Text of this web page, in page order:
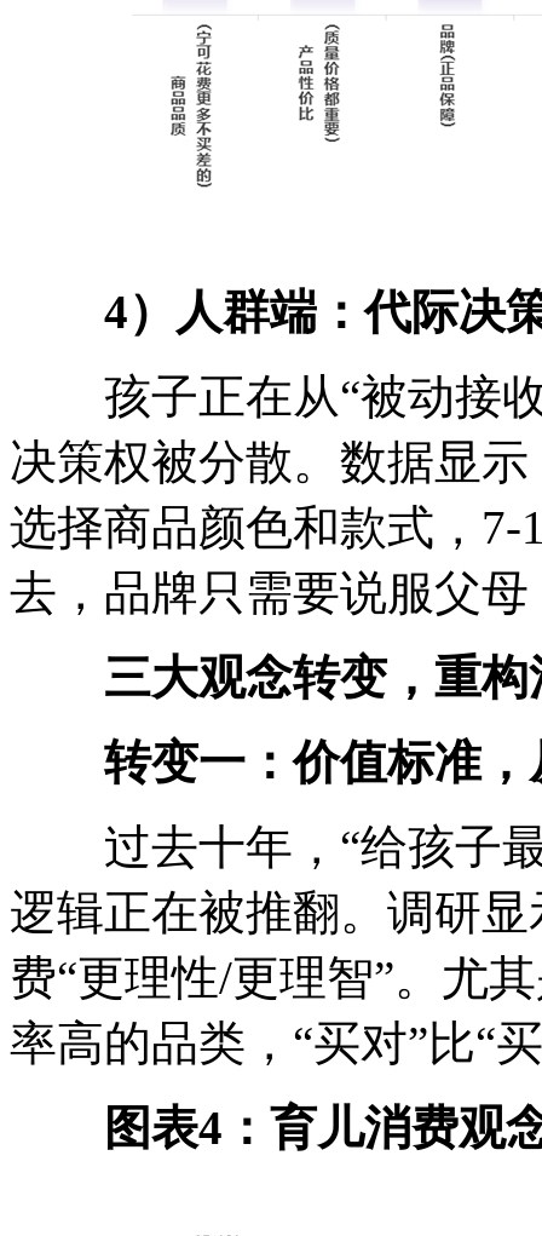
4）人群端：代际决
孩子正在从“被动接收
决策权被分散。数据显
选择商品颜色和款式，7-
去，品牌只需要说服父
三大观念转变，重
转变一：价值标准
过去十年，“给孩子最
逻辑正在被推翻。调研
费“更理性/更理智”。尤
率高的品类，“买对”比“
图表4：育儿消费观